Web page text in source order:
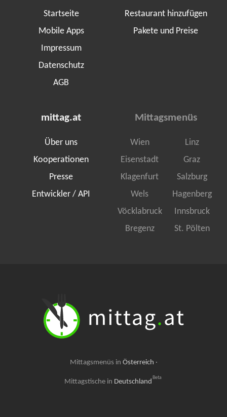
Startseite
Mobile Apps
Impressum
Datenschutz
AGB
Restaurant hinzufügen
Pakete und Preise
mittag.at
Über uns
Kooperationen
Presse
Entwickler / API
Mittagsmenüs
Wien
Linz
Eisenstadt
Graz
Klagenfurt
Salzburg
Wels
Hagenberg
Vöcklabruck
Innsbruck
Bregenz
St. Pölten
Mittagsmenüs in Österreich ·
Mittagstische in Deutschland Beta